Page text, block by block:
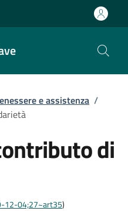
e assistenza /
di
12-04;27~art35)